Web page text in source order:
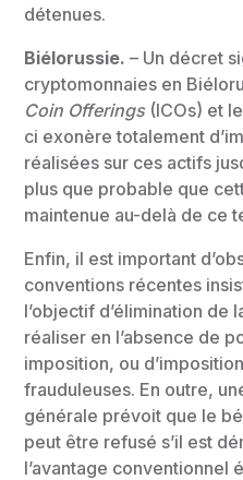
détenues.
Biélorussie. – Un décret
cryptomonnaies en
Coin Offerings(ICOs) et
ci exonère totalement
réalisées sur ces actifs
plus que probable que
maintenue au-delà de ce
Enfin, il est important
conventions récentes
l’objectif d’élimination de
réaliser en l’absence de
imposition, ou
frauduleuses. En outre,
générale prévoit que le
peut être refusé s’il est
l’avantage conventionnel